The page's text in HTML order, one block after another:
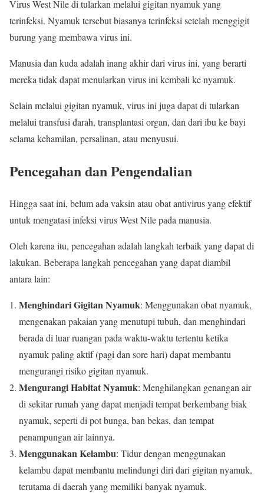
Virus West Nile di tularkan melalui gigitan nyamuk yang
terinfeksi. Nyamuk tersebut biasanya terinfeksi setelah menggigit
burung yang membawa virus ini.
Manusia dan kuda adalah inang akhir dari virus ini, yang berarti
mereka tidak dapat menularkan virus ini kembali ke nyamuk.
Selain melalui gigitan nyamuk, virus ini juga dapat di tularkan
melalui transfusi darah, transplantasi organ, dan dari ibu ke bayi
selama kehamilan, persalinan, atau menyusui.
Pencegahan dan Pengendalian
Hingga saat ini, belum ada vaksin atau obat antivirus yang efektif
untuk mengatasi infeksi virus West Nile pada manusia.
Oleh karena itu, pencegahan adalah langkah terbaik yang dapat di
lakukan. Beberapa langkah pencegahan yang dapat diambil
antara lain:
Menghindari Gigitan Nyamuk: Menggunakan obat nyamuk,
mengenakan pakaian yang menutupi tubuh, dan menghindari
berada di luar ruangan pada waktu-waktu tertentu ketika
nyamuk paling aktif (pagi dan sore hari) dapat membantu
mengurangi risiko gigitan nyamuk.
Mengurangi Habitat Nyamuk: Menghilangkan genangan air
di sekitar rumah yang dapat menjadi tempat berkembang biak
nyamuk, seperti di pot bunga, ban bekas, dan tempat
penampungan air lainnya.
Menggunakan Kelambu: Tidur dengan menggunakan
kelambu dapat membantu melindungi diri dari gigitan nyamuk,
terutama di daerah yang memiliki banyak nyamuk.